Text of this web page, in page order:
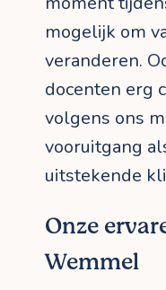
mogelijk om
veranderen.
docenten erg
volgens ons
vooruitgang
uitstekende
Onze
Wemmel